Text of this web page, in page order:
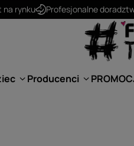
530 624 234
Producenci